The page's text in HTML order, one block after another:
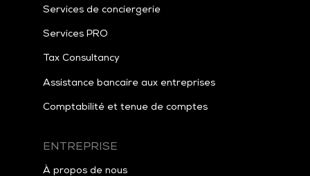
Services de conciergerie
Services PRO
TaxConsultancy
Assistance bancaire aux entreprises
Comptabilité et tenue de comptes
ENTREPRISE
À propos de nous